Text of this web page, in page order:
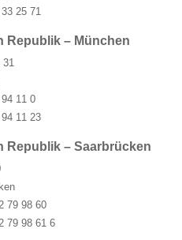
25 71
Republik – München
11 0
11 23
Republik – Saarbrücken
79 98 60
79 98 61 6